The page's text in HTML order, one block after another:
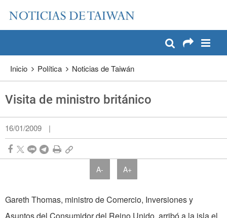
Pase a contenido principal
Inicio Política Noticias de Taiwán
Visita de ministro británico
16/01/2009 |
A- A+
Gareth Thomas, ministro de Comercio, Inversiones y